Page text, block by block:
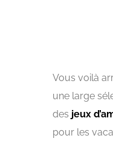
Vous voilà
une large
des jeux
pour les